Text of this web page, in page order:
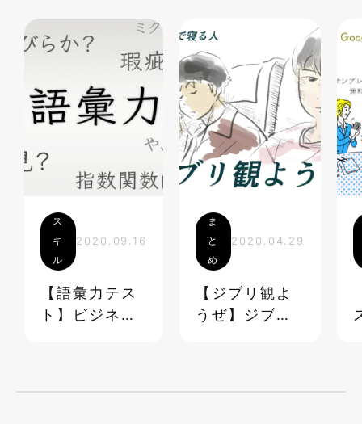
ス
キ
ル
2020.09.16
【語彙力テス
ト】ビジネス
ま
と
め
2020.04.29
【ジブリ観よ
うぜ】ジブリ